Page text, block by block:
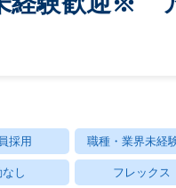
採用 職種・業界未経
し フレックス